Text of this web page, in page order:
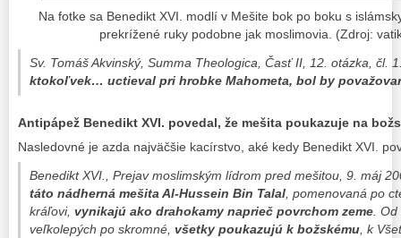
Na fotke sa Benedikt XVI. modlí v Mešite bok po boku s
prekrížené ruky podobne jak moslimovia. (Zdroj:
Sv. Tomáš Akvinský, Summa Theologica , Časť II, 12. otázka, čl.
ktokoľvek… uctieval pri hrobke Mahometa, bol by
Antipápež Benedikt XVI. povedal, že mešita poukazuje na
Nasledovné je azda najväčšie kacírstvo, aké kedy Benedikt XVI.
Benedikt XVI., Prejav moslimským lídrom pred mešitou , 9. máj
táto nádherná mešita Al-Hussein Bin Talal , pomenovaná po
kráľovi, vynikajú ako drahokamy naprieč povrchom zeme .
veľkolepých po skromné, všetky poukazujú k božskému , k